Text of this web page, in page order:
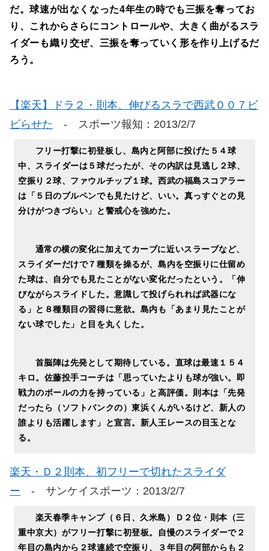
だ。球速が出なくなった4年生の時でも三振を奪ってお
り、これからさらにコントロールや、大きく曲がるスラ
イダーも織り交ぜ、三振を奪っていく形を作り上げるだ
ろう。
【楽天】ドラ２・則本、伸びるスラで西武００７ビ
ビらせた - スポーツ報知：2013/2/7
フリー打撃に初登板し、島内と阿部に投げた５４球
中、スライダーは５球だったが、その内訳は見逃し２球、
空振り２球、ファウルチップ１球。西武の福島スコアラー
は「５日のブルペンでも見たけど、いい。真っすぐとの見
分けがつきづらい」と警戒心を強めた。
通常の横の変化に加えてカーブに近いスラーブなど、
スライダーだけで７種類を操るが、島内を空振りに仕留め
た球は、自分でも見たことがない変化だったという。「伸
びながらスライドした。意識して投げられれば武器にな
る」と８種類目の習得に意欲。島内も「あまり見たことが
ない球でした」と目を丸くした。
首脳陣は先発として期待している。直球は最速１５４
キロ。佐藤投手コーチは「思っていたよりも球が強い。即
戦力のボールの力を持っている」と高評価。則本は「先発
だったら（ソフトバンクの）東浜くんがいるけど、新人の
誰よりも活躍します」と宣言。新人王レースの目玉とな
る。
楽天・Ｄ２則本、初フリーで切れたスライダ
ー - サンケイスポーツ：2013/2/7
楽天春季キャンプ（６日、久米島）Ｄ２位・則本（三
重中京大）がフリー打撃に初登板。自慢のスライダーで２
年目の島内から２球連続で空振り、３年目の阿部からも２